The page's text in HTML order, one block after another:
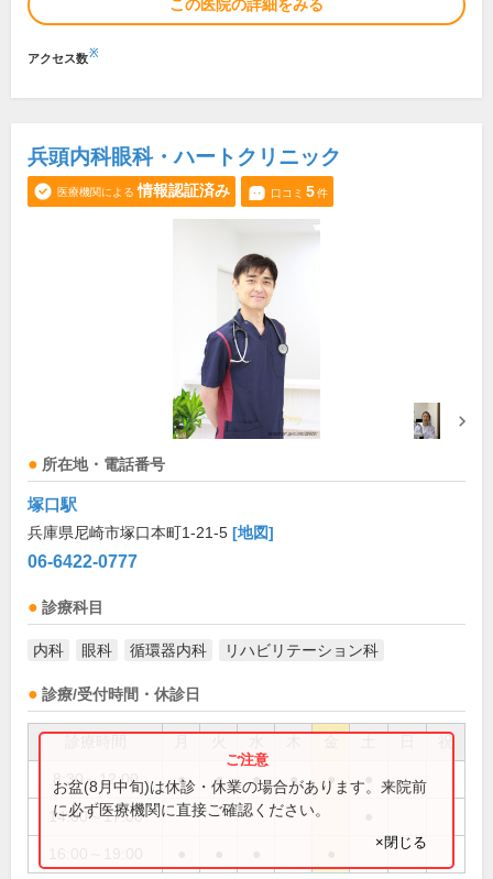
この医院の詳細をみる
アクセス数※
兵頭内科眼科・ハートクリニック
医療機関による 情報認証済み 口コミ 5件
所在地・電話番号
塚口駅
兵庫県尼崎市塚口本町1-21-5 [地図]
06-6422-0777
診療科目
内科 眼科 循環器内科 リハビリテーション科
診療/受付時間・休診日
祝
8:30～12:00 ● ● ● ● ●
14:00～17:00
お盆(8月中旬)は休診・休業の場合があります。来院前
に必ず医療機関に直接ご確認ください。
×閉じる